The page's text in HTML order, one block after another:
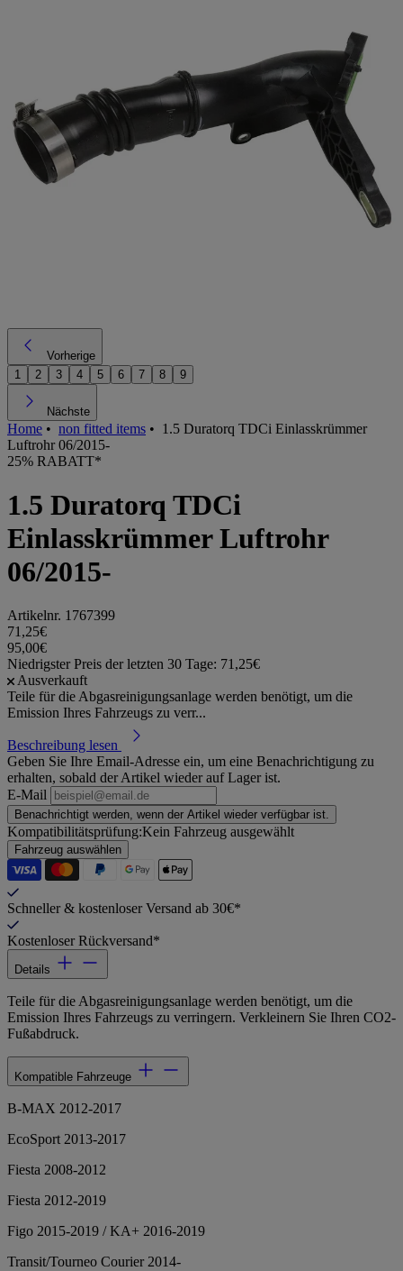
Vorherige
1
2 3 4 5 6 7 8 9
Nächste
Home • non fitted items • 1.5 Duratorq TDCi Einlasskrümmer
Luftrohr 06/2015-
25% RABATT*
1.5 Duratorq TDCi
Einlasskrümmer Luftrohr
06/2015-
Artikelnr. 1767399
71,25€
95,00€
Niedrigster Preis der letzten 30 Tage: 71,25€
Ausverkauft
Teile für die Abgasreinigungsanlage werden benötigt, um die
Emission Ihres Fahrzeugs zu verr...
Beschreibung lesen
Geben Sie Ihre Email-Adresse ein, um eine Benachrichtigung zu
erhalten, sobald der Artikel wieder auf Lager ist.
E-Mail
Benachrichtigt werden, wenn der Artikel wieder verfügbar ist.
Kompatibilitätsprüfung:Kein Fahrzeug ausgewählt
Fahrzeug auswählen
Schneller & kostenloser Versand ab 30€*
Kostenloser Rückversand*
Details
Teile für die Abgasreinigungsanlage werden benötigt, um die
Emission Ihres Fahrzeugs zu verringern. Verkleinern Sie Ihren CO2-
Fußabdruck.
Kompatible Fahrzeuge
B-MAX 2012-2017
EcoSport 2013-2017
Fiesta 2008-2012
Fiesta 2012-2019
Figo 2015-2019 / KA+ 2016-2019
Transit/Tourneo Courier 2014-